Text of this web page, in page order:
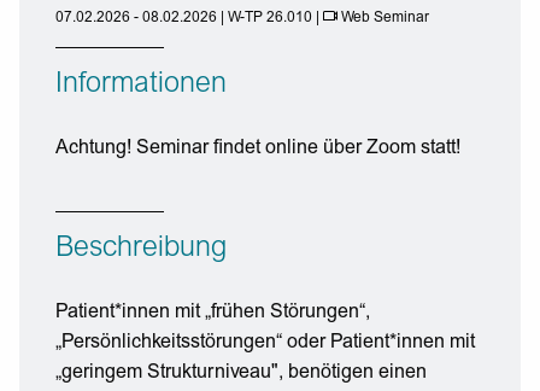
07.02.2026 - 08.02.2026 | W-TP 26.010 | Web Seminar
Informationen
Achtung! Seminar findet online über Zoom statt!
Beschreibung
Patient*innen mit „frühen Störungen“,
„Persönlichkeitsstörungen“ oder Patient*innen mit
„geringem Strukturniveau", benötigen einen